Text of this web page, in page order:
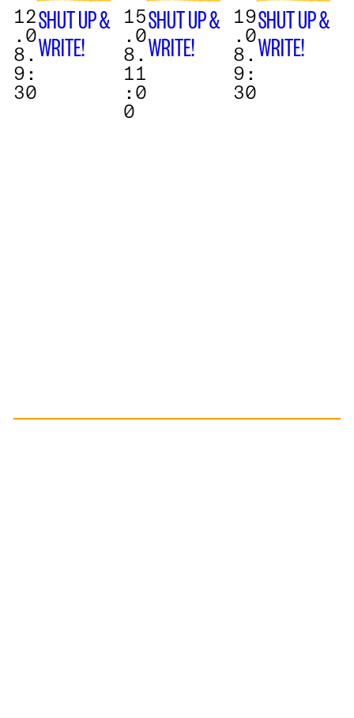
SHUT UP &
WRITE!
12
.0
8.
9:
30
SHUT UP &
WRITE!
15
.0
8.
11
:0
0
SHUT UP &
WRITE!
19
.0
8.
9:
30